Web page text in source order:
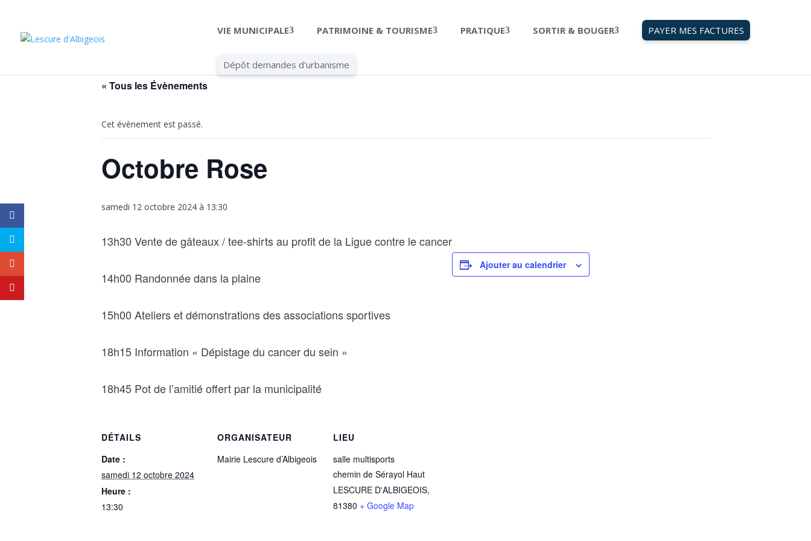
VIE MUNICIPALE PATRIMOINE & TOURISME PRATIQUE SORTIR & BOUGER PAYER MES FACTURES
Dépôt demandes d’urbanisme
« Tous les Évènements
Cet évènement est passé.
Octobre Rose
samedi 12 octobre 2024 à 13:30
13h30 Vente de gâteaux / tee-shirts au profit de la Ligue contre le cancer
14h00 Randonnée dans la plaine
15h00 Ateliers et démonstrations des associations sportives
18h15 Information « Dépistage du cancer du sein »
18h45 Pot de l’amitié offert par la municipalité
Ajouter au calendrier
DÉTAILS
Date :
samedi 12 octobre 2024
Heure :
13:30
ORGANISATEUR
Mairie Lescure d’Albigeois
LIEU
salle multisports
chemin de Sérayol Haut
LESCURE D'ALBIGEOIS,
81380 + Google Map